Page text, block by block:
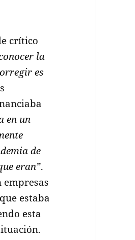
crítico
la
es
en un
de
eran”.
empresas
estaba
esta